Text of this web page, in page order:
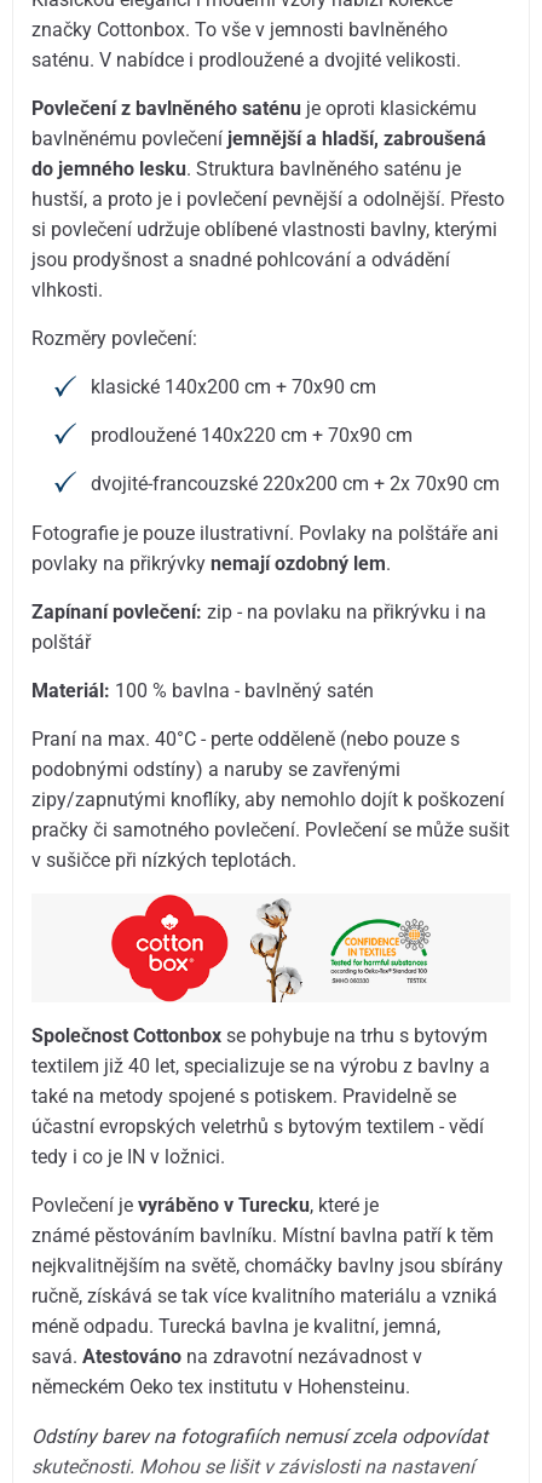
značky Cottonbox. To vše v jemnosti bavlněného
saténu. V nabídce i prodloužené a dvojité velikosti.
Povlečení z bavlněného saténu je oproti klasickému
bavlněnému povlečení jemnější a hladší, zabroušená
do jemného lesku. Struktura bavlněného saténu je
hustší, a proto je i povlečení pevnější a odolnější. Přesto
si povlečení udržuje oblíbené vlastnosti bavlny, kterými
jsou prodyšnost a snadné pohlcování a odvádění
vlhkosti.
Rozměry povlečení:
klasické 140x200 cm + 70x90 cm
prodloužené 140x220 cm + 70x90 cm
dvojité-francouzské 220x200 cm + 2x 70x90 cm
Fotografie je pouze ilustrativní. Povlaky na polštáře ani
povlaky na přikrývkynemají ozdobný lem.
Zapínaní povlečení: zip - na povlaku na přikrývku i na
polštář
Materiál: 100 % bavlna - bavlněný satén
Praní na max. 40°C - perte odděleně (nebo pouze s
podobnými odstíny) a naruby se zavřenými
zipy/zapnutými knoflíky, aby nemohlo dojít k poškození
pračky či samotného povlečení. Povlečení se může sušit
v sušičce při nízkých teplotách.
Společnost Cottonbox se pohybuje na trhu s bytovým
textilem již 40 let, specializuje se na výrobu z bavlny a
také na metody spojené s potiskem. Pravidelně se
účastní evropských veletrhů s bytovým textilem - vědí
tedy i co je IN v ložnici.
Povlečení jevyráběno v Turecku, které je
známé pěstováním bavlníku. Místní bavlna patří k těm
nejkvalitnějším na světě, chomáčky bavlny jsou sbírány
ručně, získává se tak více kvalitního materiálu a vzniká
méně odpadu. Turecká bavlna je kvalitní, jemná,
savá.Atestováno na zdravotní nezávadnost v
německém Oeko tex institutu v Hohensteinu.
Odstíny barev na fotografiích nemusí zcela odpovídat
skutečnosti. Mohou se lišit v závislosti na nastavení